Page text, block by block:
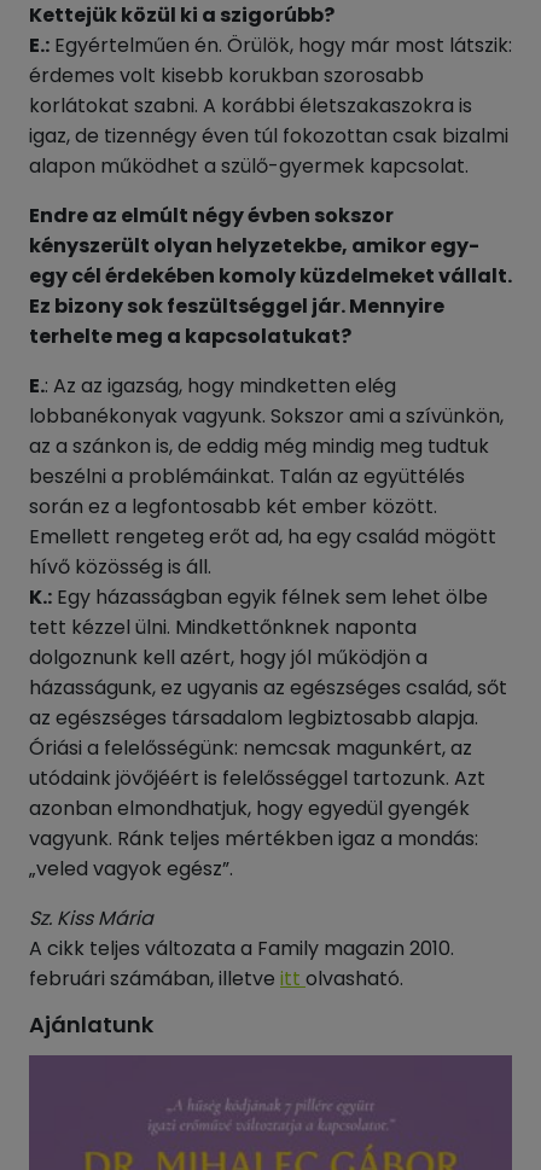
Kettejük közül ki a szigorúbb?
E.: Egyértelműen én. Örülök, hogy már most látszik:
érdemes volt kisebb korukban szorosabb
korlátokat szabni. A korábbi életszakaszokra is
igaz, de tizennégy éven túl fokozottan csak bizalmi
alapon működhet a szülő-gyermek kapcsolat.
Endre az elmúlt négy évben sokszor
kényszerült olyan helyzetekbe, amikor egy-
egy cél érdekében komoly küzdelmeket vállalt.
Ez bizony sok feszültséggel jár. Mennyire
terhelte meg a kapcsolatukat?
E.: Az az igazság, hogy mindketten elég
lobbanékonyak vagyunk. Sokszor ami a szívünkön,
az a szánkon is, de eddig még mindig meg tudtuk
beszélni a problémáinkat. Talán az együttélés
során ez a legfontosabb két ember között.
Emellett rengeteg erőt ad, ha egy család mögött
hívő közösség is áll.
K.: Egy házasságban egyik félnek sem lehet ölbe
tett kézzel ülni. Mindkettőnknek naponta
dolgoznunk kell azért, hogy jól működjön a
házasságunk, ez ugyanis az egészséges család, sőt
az egészséges társadalom legbiztosabb alapja.
Óriási a felelősségünk: nemcsak magunkért, az
utódaink jövőjéért is felelősséggel tartozunk. Azt
azonban elmondhatjuk, hogy egyedül gyengék
vagyunk. Ránk teljes mértékben igaz a mondás:
„veled vagyok egész”.
Sz. Kiss Mária
A cikk teljes változata a Family magazin 2010.
februári számában, illetve itt olvasható.
Ajánlatunk